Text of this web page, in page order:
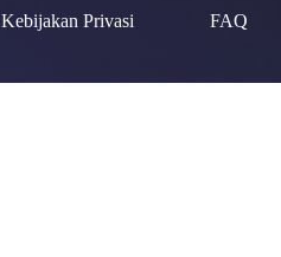
Kebijakan Privasi FAQ